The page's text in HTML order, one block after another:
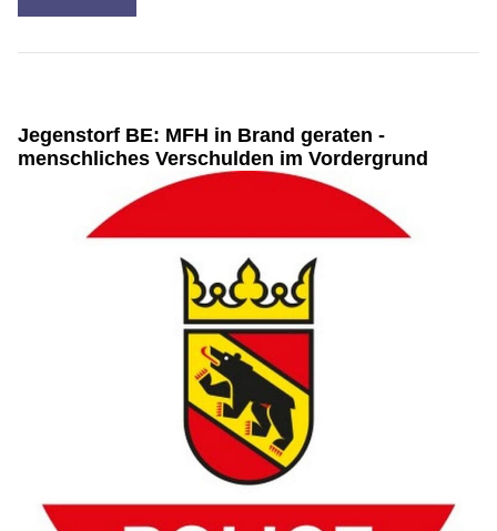
Jegenstorf BE: MFH in Brand geraten -
menschliches Verschulden im Vordergrund